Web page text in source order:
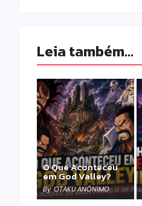
Leia também...
O Que Aconteceu
em God Valley?
By OTAKU ANÔNIMO